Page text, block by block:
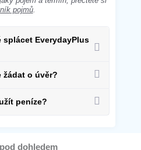
pojmů.
EverydayPlus
žádat o úvěr?
peníze?
dohledem